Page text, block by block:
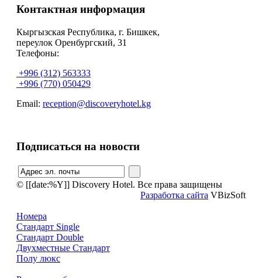
Контактная информация
Кыргызская Республика, г. Бишкек,
переулок Оренбургский, 31
Телефоны:
+996 (312) 563333
+996 (770) 050429
Email: reception@discoveryhotel.kg
Подписаться на новости
© [[date:%Y]] Discovery Hotel. Все права защищены
Разработка сайта VBizSoft
Номера
Стандарт Single
Стандарт Double
Двухместные Стандарт
Полу люкс